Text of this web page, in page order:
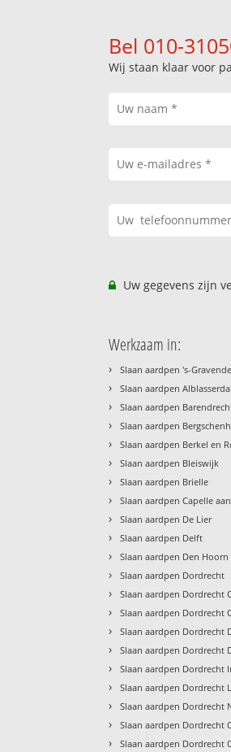
Bel 010-
Wij staan klaar voor
Uw gegevens zijn
Werkzaam in:
› Slaan aardpen 's-
› Slaan aardpen
› Slaan aardpen
› Slaan aardpen
› Slaan aardpen Berkel en
› Slaan aardpen Bleiswijk
› Slaan aardpen Brielle
› Slaan aardpen Capelle
› Slaan aardpen De Lier
› Slaan aardpen Delft
› Slaan aardpen Den Hoorn
› Slaan aardpen Dordrecht
› Slaan aardpen Dordrecht
› Slaan aardpen Dordrecht
› Slaan aardpen Dordrecht
› Slaan aardpen Dordrecht
› Slaan aardpen Dordrecht
› Slaan aardpen Dordrecht
› Slaan aardpen Dordrecht
› Slaan aardpen Dordrecht
› Slaan aardpen Dordrecht